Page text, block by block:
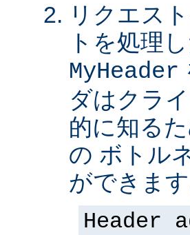
リクエス
トを処理
MyHeader
ダはクラ
的に知る
の ボトル
ができます
Header